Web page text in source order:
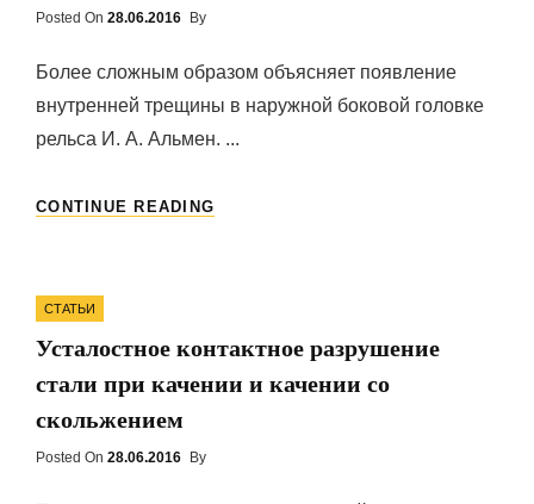
Posted On Posted
28.06.2016 By
Более сложным образом объясняет появление
внутренней трещины в наружной боковой головке
рельса И. А. Альмен. ...
CONTINUE READING
Categories
СТАТЬИ
Усталостное контактное разрушение
стали при качении и качении со
скольжением
Posted On Posted
28.06.2016 By